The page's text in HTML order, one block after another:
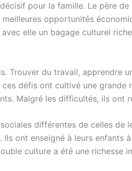
pour la famille. Le père de
opportunités
elle un bagage culturel
Trouver du travail, apprendre
ces défis ont cultivé une grande
Malgré les difficultés, ils ont
différentes de celles de
ont enseigné à leurs enfants
culture a été une richesse